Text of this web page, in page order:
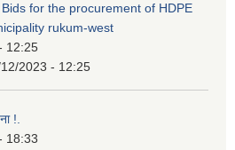
for the procurement of HDPE
rukum-west
12:25
2023 - 12:25
!.
18:33